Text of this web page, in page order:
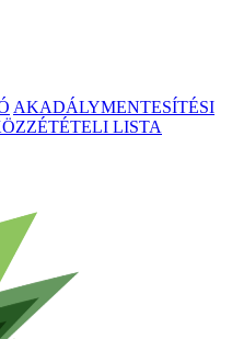
AKADÁLYMENTESÍTÉSI
LISTA